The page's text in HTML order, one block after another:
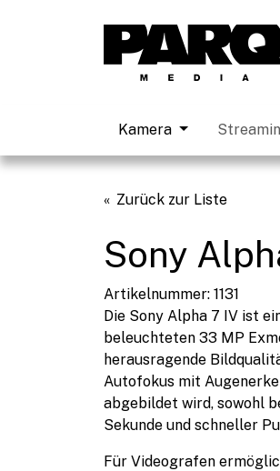
Kamera
Zurück zur Liste
Sony
Artikelnummer: 1131
Die Sony Alpha 7 IV ist
beleuchteten 33 MP
herausragende
Autofokus mit
abgebildet wird, sowohl
Sekunde und schneller
Für Videografen